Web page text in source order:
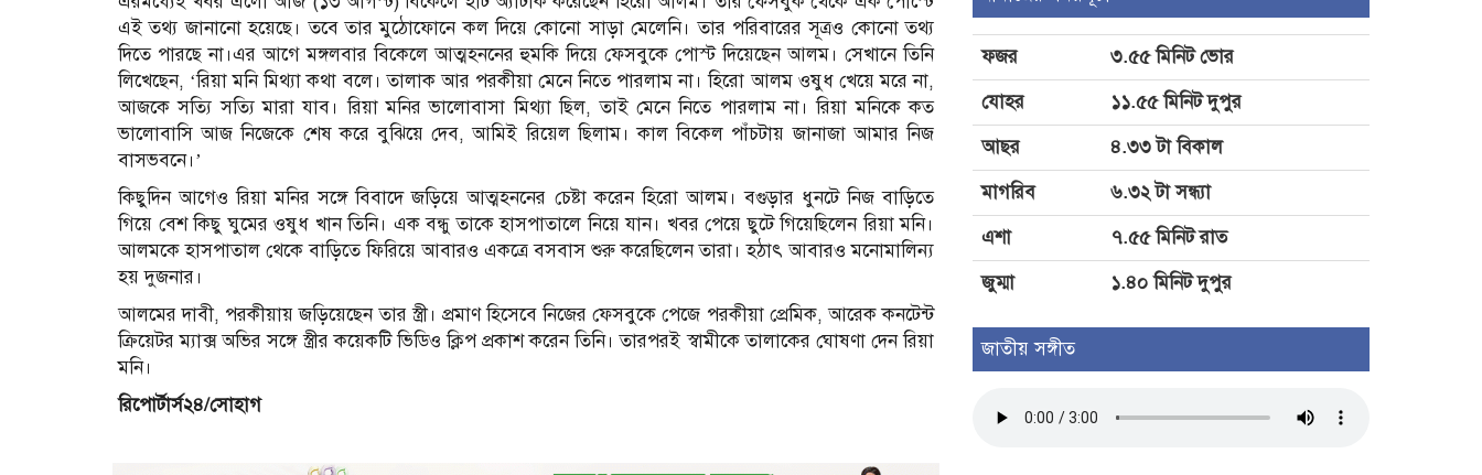
এই তথ্য জানানো হয়েছে। তবে তার মুঠোফোনে কল দিয়ে কোনো সাড়া মেলেনি। তার পরিবারের সূত্রও কোনো তথ্য
দিতে পারছে না।এর আগে মঙ্গলবার বিকেলে আত্মহননের হুমকি দিয়ে ফেসবুকে পোস্ট দিয়েছেন আলম। সেখানে তিনি
লিখেছেন, ‘রিয়া মনি মিথ্যা কথা বলে। তালাক আর পরকীয়া মেনে নিতে পারলাম না। হিরো আলম ওষুধ খেয়ে মরে না,
আজকে সত্যি সত্যি মারা যাব। রিয়া মনির ভালোবাসা মিথ্যা ছিল, তাই মেনে নিতে পারলাম না। রিয়া মনিকে কত
ভালোবাসি আজ নিজেকে শেষ করে বুঝিয়ে দেব, আমিই রিয়েল ছিলাম। কাল বিকেল পাঁচটায় জানাজা আমার নিজ
বাসভবনে।’
কিছুদিন আগেও রিয়া মনির সঙ্গে বিবাদে জড়িয়ে আত্মহননের চেষ্টা করেন হিরো আলম। বগুড়ার ধুনটে নিজ বাড়িতে
গিয়ে বেশ কিছু ঘুমের ওষুধ খান তিনি। এক বন্ধু তাকে হাসপাতালে নিয়ে যান। খবর পেয়ে ছুটে গিয়েছিলেন রিয়া মনি।
আলমকে হাসপাতাল থেকে বাড়িতে ফিরিয়ে আবারও একত্রে বসবাস শুরু করেছিলেন তারা। হঠাৎ আবারও মনোমালিন্য
হয় দুজনার।
আলমের দাবী, পরকীয়ায় জড়িয়েছেন তার স্ত্রী। প্রমাণ হিসেবে নিজের ফেসবুকে পেজে পরকীয়া প্রেমিক, আরেক কনটেন্ট
ক্রিয়েটর ম্যাক্স অভির সঙ্গে স্ত্রীর কয়েকটি ভিডিও ক্লিপ প্রকাশ করেন তিনি। তারপরই স্বামীকে তালাকের ঘোষণা দেন রিয়া
মনি।
রিপোর্টার্স২৪/সোহাগ
শ্যামনগরে জামায়তের ১৩
নেতাকর্মীর বিএনপিতে যোগদান
ফজর
৩.৫৫ মিনিট ভোর
যোহর
১১.৫৫ মিনিট দুপুর
আছর
৪.৩৩ টা বিকাল
মাগরিব
৬.৩২ টা সন্ধ্যা
এশা
৭.৫৫ মিনিট রাত
জুম্মা
১.৪০ মিনিট দুপুর
জাতীয় সঙ্গীত